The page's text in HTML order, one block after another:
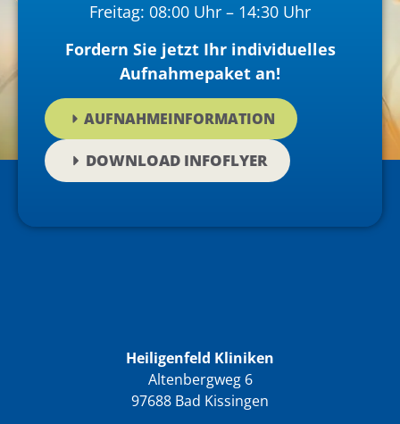
Freitag: 08:00 Uhr – 14:30 Uhr
Fordern Sie jetzt Ihr individuelles
Aufnahmepaket an!
AUFNAHMEINFORMATION
DOWNLOAD INFOFLYER
Heiligenfeld Kliniken
Altenbergweg 6
97688 Bad Kissingen